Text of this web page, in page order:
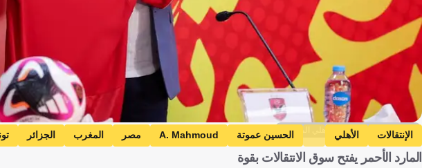
الصفحة الرسيمة للنادي الأهلي المصري
الإنتقالات الأهلي الحسين عموتة A. Mahmoud مصر المغرب الجزائر
المارد الأحمر يفتح سوق الانتقالات بقوة